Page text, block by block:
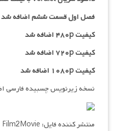
فصل اول قسمت ششم اضافه شد
کیفیت ۴۸۰p اضافه شد
کیفیت ۷۲۰p
اضافه شد
کیفیت ۱۰۸۰p اضافه شد
نسخه زیرنویس چسبیده فارسی
منتشر کننده فایل: Film2Movie